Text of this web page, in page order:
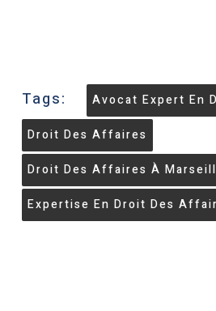
Tags: Avocat Expert En
Droit Des Affaires
Droit Des Affaires À
Expertise En Droit Des